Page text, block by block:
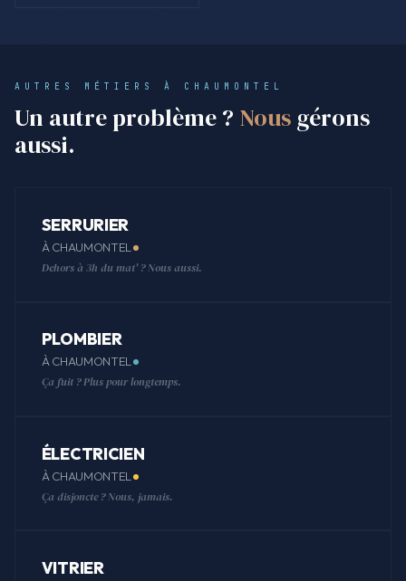
AUTRES MÉTIERS À CHAUMONTEL
Un autre problème ? Nousgérons
aussi.
SERRURIER
À CHAUMONTEL
Dehors à 3h du mat' ? Nous aussi.
PLOMBIER
À CHAUMONTEL
Ça fuit ? Plus pour longtemps.
ÉLECTRICIEN
À CHAUMONTEL
Ça disjoncte ? Nous, jamais.
VITRIER